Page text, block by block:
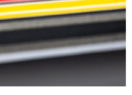
ปอร์เช่ เอเอเอสฯ พลิกแนวคิด
Experience แบบครบวงจร ผ่าน